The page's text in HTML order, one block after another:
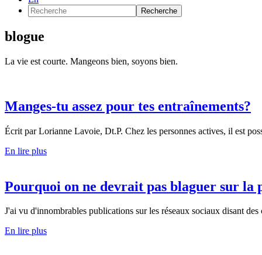
Recherche
blogue
La vie est courte. Mangeons bien, soyons bien.
Manges-tu assez pour tes entraînements?
Écrit par Lorianne Lavoie, Dt.P. Chez les personnes actives, il est
En lire plus
Pourquoi on ne devrait pas blaguer sur la
J'ai vu d'innombrables publications sur les réseaux sociaux disant
En lire plus